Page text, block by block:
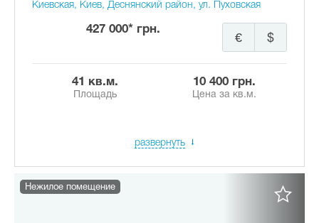
Киевская, Киев, Деснянский район, ул. Пуховская
427 000* грн.
$
€
41 кв.м.
Площадь
10 400 грн.
Цена за кв.м.
развернуть
Нежилое помещение